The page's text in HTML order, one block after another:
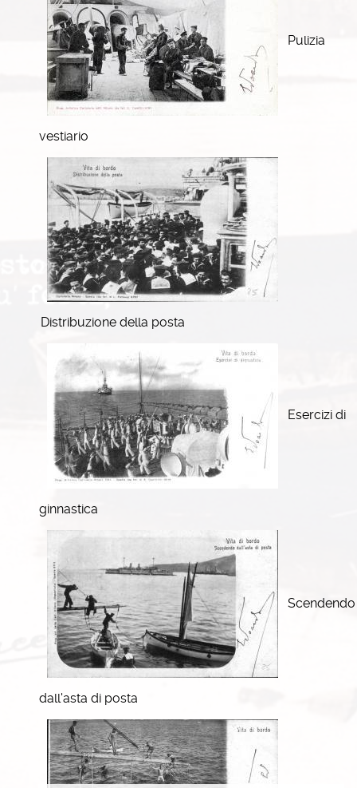
Pulizia
vestiario
Distribuzione della posta
Esercizi di
ginnastica
Scendendo
dall'asta di posta